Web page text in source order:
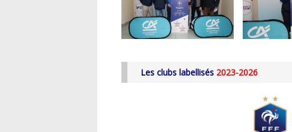
Les clubs labellisés 2023-2026